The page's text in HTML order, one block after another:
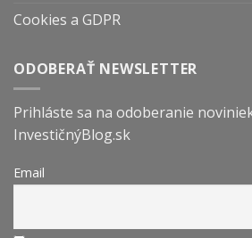
Cookies a GDPR
ODOBERAŤ NEWSLETTER
Prihláste sa na odoberanie
InvestičnýBlog.sk
Email